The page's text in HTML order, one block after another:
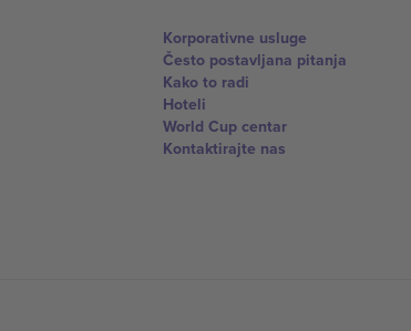
Korporativne usluge
Često postavljana pitanja
Kako to radi
Hoteli
World Cup centar
Kontaktirajte nas